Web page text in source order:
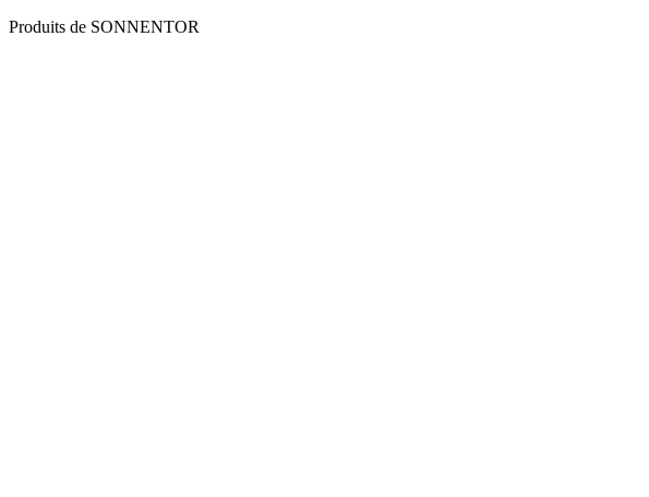
Produits de SONNENTOR